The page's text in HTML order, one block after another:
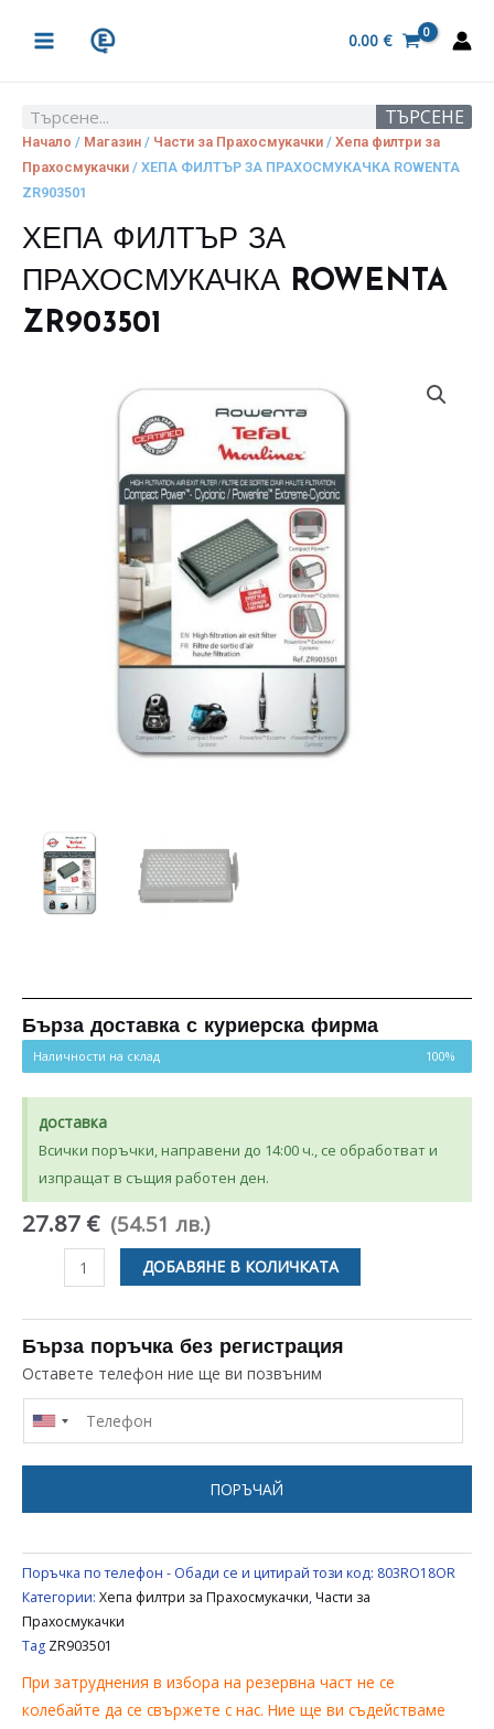
MENU
0.00 €
Search ТЪРСЕНЕ
Начало / Магазин / Части за Прахосмукачки / Хепа филтри за
Прахосмукачки / ХЕПА ФИЛТЪР ЗА ПРАХОСМУКАЧКА ROWENTA
ZR903501
ХЕПА ФИЛТЪР ЗА
ПРАХОСМУКАЧКА ROWENTA
ZR903501
Бърза доставка с куриерска фирма
Наличности на склад 100%
доставка
Всички поръчки, направени до 14:00 ч., се обработват и
изпращат в същия работен ден.
27.87 € (54.51 лв.)
количество
ХЕПА
ФИЛТЪР
ЗА
ПРАХОСМУКАЧКА
ROWENTA
ДОБАВЯНЕ В КОЛИЧКАТА
Бърза поръчка без регистрация
Оставете телефон ние ще ви позвъним
ПОРЪЧАЙ
Поръчка по телефон - Обади се и цитирай този код: 803RO18OR
Категории: Хепа филтри за Прахосмукачки,Части за
Прахосмукачки
Tag ZR903501
При затруднения в избора на резервна част не се
колебайте да се свържете с нас. Ние ще ви съдействаме